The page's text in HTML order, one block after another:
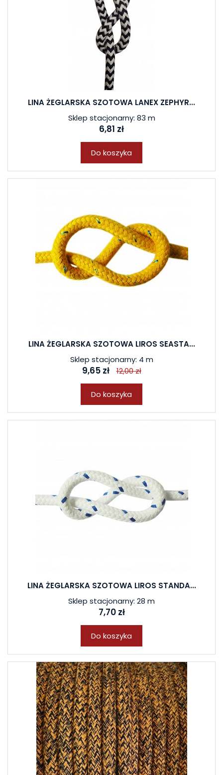
LINA ŻEGLARSKA SZOTOWA LANEX ZEPHYR...
Sklep stacjonarny: 83 m
6,81 zł
Do koszyka
LINA ŻEGLARSKA SZOTOWA LIROS SEASTA...
Sklep stacjonarny: 4 m
9,65 zł 12,00 zł
Do koszyka
LINA ŻEGLARSKA SZOTOWA LIROS STANDA...
Sklep stacjonarny: 28 m
7,70 zł
Do koszyka